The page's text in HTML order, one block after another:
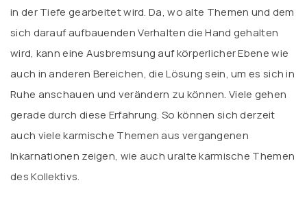
in der Tiefe gearbeitet wird. Da, wo alte Themen und dem
sich darauf aufbauenden Verhalten die Hand gehalten
wird, kann eine Ausbremsung auf körperlicher Ebene wie
auch in anderen Bereichen, die Lösung sein, um es sich in
Ruhe anschauen und verändern zu können. Viele gehen
gerade durch diese Erfahrung. So können sich derzeit
auch viele karmische Themen aus vergangenen
Inkarnationen zeigen, wie auch uralte karmische Themen
des Kollektivs.